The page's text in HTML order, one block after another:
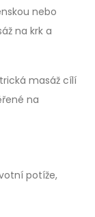
nebo
na krk a
masáž cílí
na
potíže,